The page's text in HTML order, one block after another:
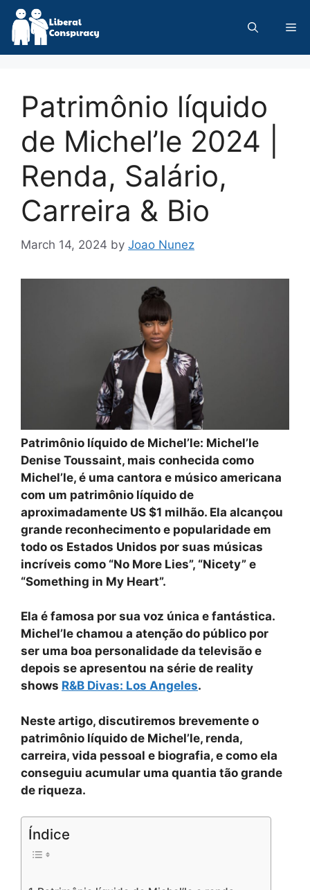
Skip
content
Patrimônio líquido
de Michel’le 2024 |
Renda, Salário,
Carreira & Bio
March 14, 2024 by Joao Nunez
Patrimônio líquido de Michel’le: Michel’le
Denise Toussaint, mais conhecida como
Michel’le, é uma cantora e músico americana
com um patrimônio líquido de
aproximadamente US $1 milhão. Ela alcançou
grande reconhecimento e popularidade em
todo os Estados Unidos por suas músicas
incríveis como “No More Lies”, “Nicety” e
“Something in My Heart”.
Ela é famosa por sua voz única e fantástica.
Michel’le chamou a atenção do público por
ser uma boa personalidade da televisão e
depois se apresentou na série de reality
shows R&B Divas: Los Angeles.
Neste artigo, discutiremos brevemente o
patrimônio líquido de Michel’le, renda,
carreira, vida pessoal e biografia, e como ela
conseguiu acumular uma quantia tão grande
de riqueza.
Índice